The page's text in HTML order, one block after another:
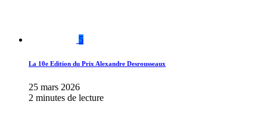
5
La 10e Edition du Prix Alexandre Desrousseaux
25 mars 2026
2 minutes de lecture